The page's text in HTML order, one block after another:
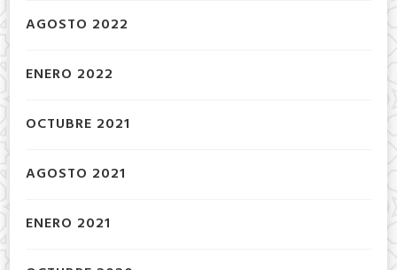
AGOSTO 2022
ENERO 2022
OCTUBRE 2021
AGOSTO 2021
ENERO 2021